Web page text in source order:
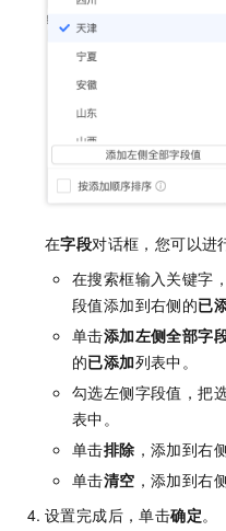
在字段对话框，您可以进
在搜索框输入关键字
段值添加到右侧的已
单击添加左侧全部字
的已添加列表中。
勾选左侧字段值，把
表中。
单击排除 ，添加到右
单击清空 ，添加到右
设置完成后，单击确定。